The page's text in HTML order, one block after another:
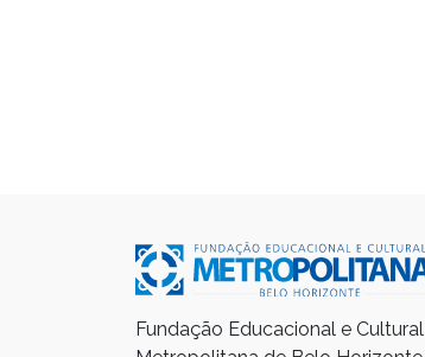
Fundação Educacional e Cultural